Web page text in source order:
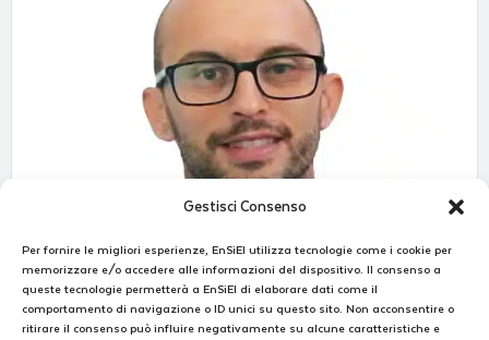
Gestisci Consenso
Per fornire le migliori esperienze, EnSiEl utilizza tecnologie come i cookie per
memorizzare e/o accedere alle informazioni del dispositivo. Il consenso a
queste tecnologie permetterà a EnSiEl di elaborare dati come il
comportamento di navigazione o ID unici su questo sito. Non acconsentire o
ritirare il consenso può influire negativamente su alcune caratteristiche e